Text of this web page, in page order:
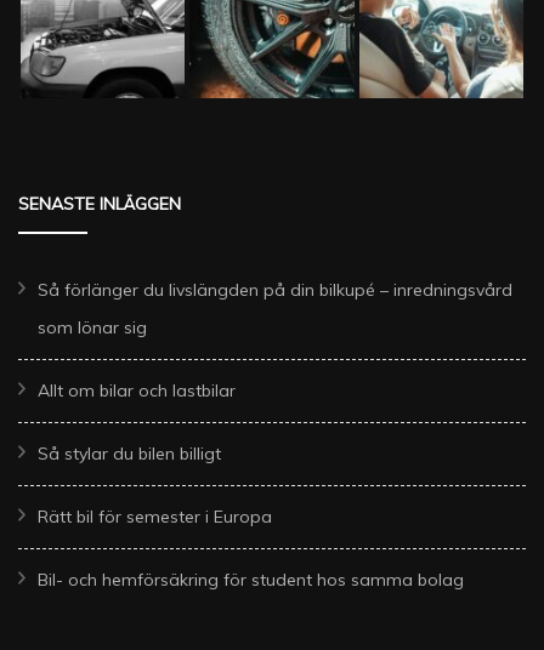
SENASTE INLÄGGEN
Så förlänger du livslängden på din bilkupé – inredningsvård
som lönar sig
Allt om bilar och lastbilar
Så stylar du bilen billigt
Rätt bil för semester i Europa
Bil- och hemförsäkring för student hos samma bolag